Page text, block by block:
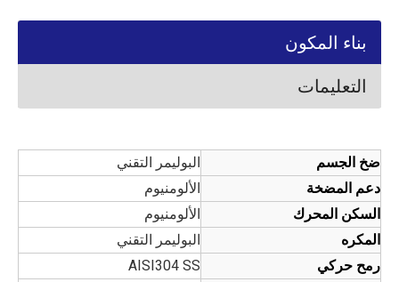
بناء المكون
التعليمات
ضخ الجسم
البوليمر التقني
دعم المضخة
الألومنيوم
السكن المحرك
الألومنيوم
المكره
البوليمر التقني
رمح حركي
AISI304 SS